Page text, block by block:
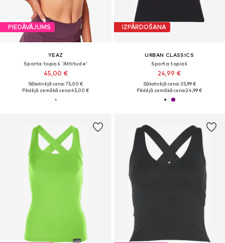
PIEDĀVĀJUMS
YEAZ
Sporta topiņš 'Attitude'
45,00 €
Sākotnējā cena: 75,00 €
Pēdējā zemākā cena:45,00 €
IZPĀRDOŠANA
URBAN CLASSICS
Sporta topiņš
24,99 €
Sākotnējā cena: 35,99 €
Pēdējā zemākā cena:24,99 €